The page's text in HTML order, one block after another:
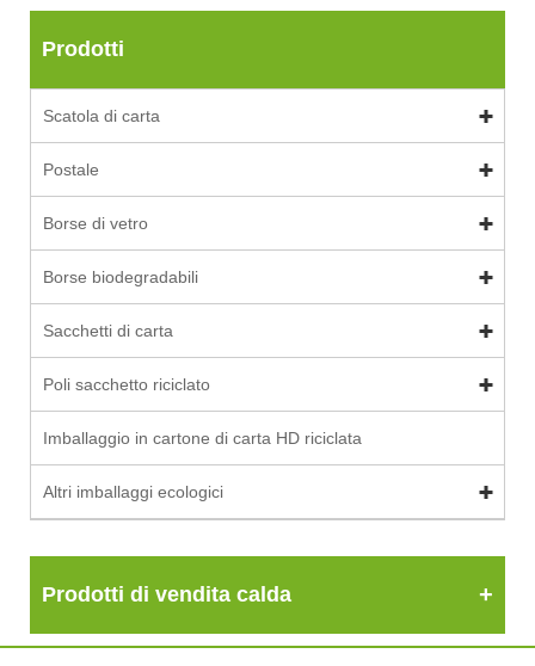
Prodotti
Scatola di carta
Postale
Borse di vetro
Borse biodegradabili
Sacchetti di carta
Poli sacchetto riciclato
Imballaggio in cartone di carta HD riciclata
Altri imballaggi ecologici
Prodotti di vendita calda